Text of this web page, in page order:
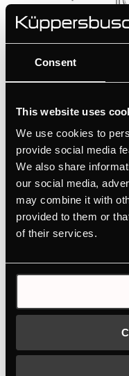
Consent
This website uses
We use cookies to
provide social media
We also share
our social media,
may combine it with
provided to them or
of their services.
9572
Wykończenie
Do okapu KD